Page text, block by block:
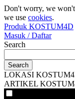
Don't worry, we
we use cookies.
Produk KOSTUM4D
Masuk / Daftar
Search
Search
LOKASI
ARTIKEL